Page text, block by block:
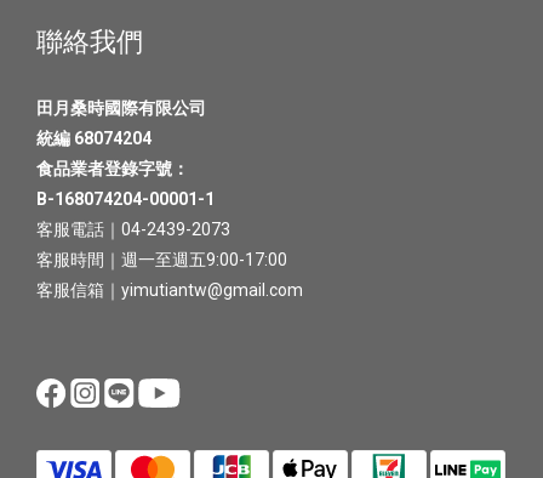
聯絡我們
田月桑時國際有限公司
統編 68074204
食品業者登錄字號：
B-168074204-00001-1
客服電話｜04-2439-2073
客服時間｜週一至週五9:00-17:00
客服信箱｜yimutiantw@gmail.com